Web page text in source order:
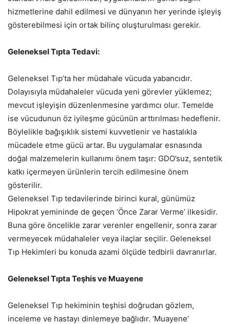
hizmetlerine dahil edilmesi ve dünyanın her yerinde işleyiş
gösterebilmesi için ortak bilinç oluşturulması gerekir.
Geleneksel Tıpta Tedavi:
Geleneksel Tıp’ta her müdahale vücuda yabancıdır.
Dolayısıyla müdahaleler vücuda yeni görevler yüklemez;
mevcut işleyişin düzenlenmesine yardımcı olur. Temelde
ise vücudunun öz iyileşme gücünün arttırılması hedeflenir.
Böylelikle bağışıklık sistemi kuvvetlenir ve hastalıkla
mücadele etme gücü artar. Bu uygulamalar esnasında
doğal malzemelerin kullanımı önem taşır: GDO’suz, sentetik
katkı içermeyen ürünlerin tercih edilmesine önem
gösterilir.
Geleneksel Tıp tedavilerinde birinci kural, günümüz
Hipokrat yemininde de geçen ‘Önce Zarar Verme’ ilkesidir.
Buna göre öncelikle zarar verenler engellenir, sonra zarar
vermeyecek müdahaleler veya ilaçlar seçilir. Geleneksel
Tıp Hekimleri bu konuda azami ölçüde tedbirli davranırlar.
Geleneksel Tıpta Teşhis ve Muayene
Geleneksel Tıp hekiminin teşhisi doğrudan gözlem,
inceleme ve hastayı dinlemeye bağlıdır. ‘Muayene’